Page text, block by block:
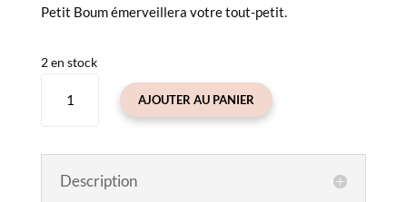
Petit Boum émerveillera votre tout-petit.
2 en stock
sensorielle
Float
AJOUTER AU PANIER
Description